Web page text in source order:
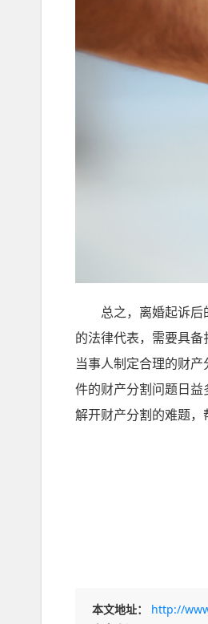
总之，离婚起诉后的
的法律代表，需要具
当事人制定合理的财
件的财产分割问题日益
解开财产分割的难题，
本文地址：
http://